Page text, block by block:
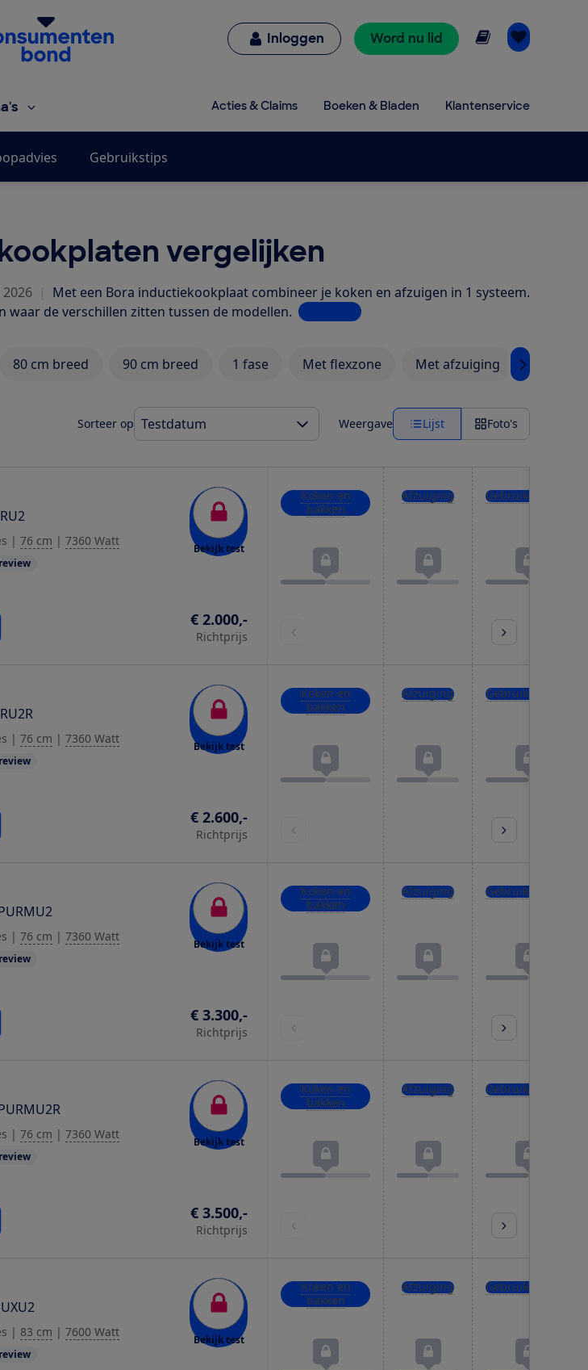
van de Consumentenbond
Inloggen Word nu lid Online lezen
Acties & Claims Boeken & Bladen Klantenservice
Gebruikstips
vergelijken
| Met een Bora inductiekookplaat combineer je koken en afzuigen in 1 systeem.
waar de verschillen zitten tussen de modellen. Lees meer
80 cm breed 90 cm breed 1 fase Met flexzone Met afzuiging
Sorteer op Weergave Lijst Foto's
| 76 cm | 7360 Watt
Bekijk test
€ 2.000,-
Richtprijs
Koken en
bakken
Afzuiging Gebruiksgemak
| 76 cm | 7360 Watt
Bekijk test
€ 2.600,-
Richtprijs
Koken en
bakken
Afzuiging Gebruiksgemak
| 76 cm | 7360 Watt
Bekijk test
€ 3.300,-
Richtprijs
Koken en
bakken
Afzuiging Gebruiksgemak
| 76 cm | 7360 Watt
Bekijk test
€ 3.500,-
Richtprijs
Koken en
bakken
Afzuiging Gebruiksgemak
| 83 cm | 7600 Watt
Bekijk test
Koken en
bakken
Afzuiging Gebruiksgemak